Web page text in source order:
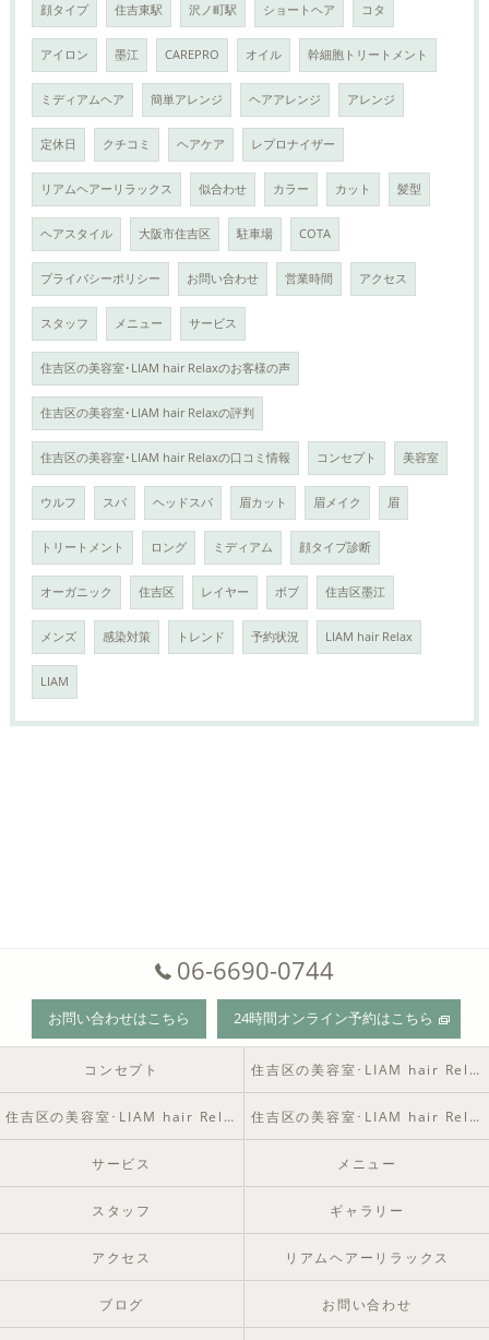
顔タイプ 住吉東駅 沢ノ町駅 ショートヘア コタ
アイロン 墨江 CAREPRO オイル 幹細胞トリートメント
ミディアムヘア 簡単アレンジ ヘアアレンジ アレンジ
定休日 クチコミ ヘアケア レプロナイザー
リアムヘアーリラックス 似合わせ カラー カット 髪型
ヘアスタイル 大阪市住吉区 駐車場 COTA
プライバシーポリシー お問い合わせ 営業時間 アクセス
スタッフ メニュー サービス
住吉区の美容室･LIAM hair Relaxのお客様の声
住吉区の美容室･LIAM hair Relaxの評判
住吉区の美容室･LIAM hair Relaxの口コミ情報 コンセプト 美容室
ウルフ スパ ヘッドスパ 眉カット 眉メイク 眉
トリートメント ロング ミディアム 顔タイプ診断
オーガニック 住吉区 レイヤー ボブ 住吉区墨江
メンズ 感染対策 トレンド 予約状況 LIAM hair Relax
LIAM
06-6690-0744
お問い合わせはこちら 24時間オンライン予約はこちら
コンセプト 住吉区の美容室･LIAM hair Relaxの口コミ情報
住吉区の美容室･LIAM hair Relaxの評判 住吉区の美容室･LIAM hair Relaxのお客様の声
サービス メニュー
スタッフ ギャラリー
アクセス リアムヘアーリラックス
ブログ お問い合わせ